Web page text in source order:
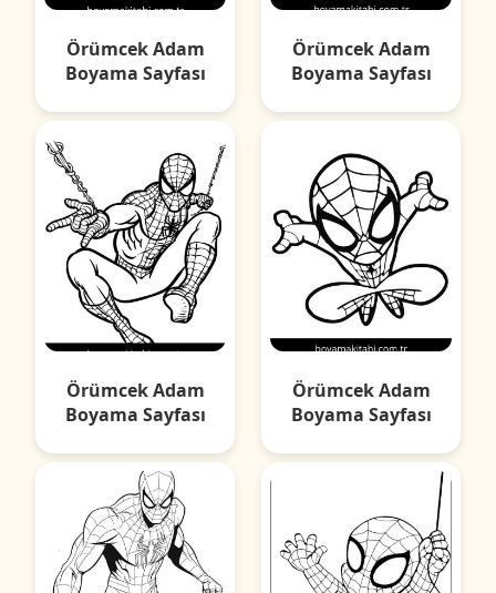
Örümcek Adam
Boyama Sayfası
Örümcek Adam
Boyama Sayfası
Örümcek Adam
Boyama Sayfası
Örümcek Adam
Boyama Sayfası